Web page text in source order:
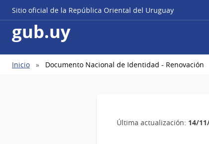
Sitio oficial de la República Oriental del Uruguay
gub.uy
Ruta
Inicio Documento Nacional de Identidad - Renovación
Última actualización: 14/